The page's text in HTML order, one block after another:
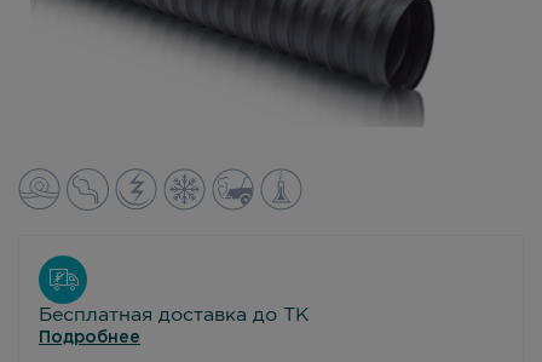
Бесплатная доставка до ТК
Подробнее